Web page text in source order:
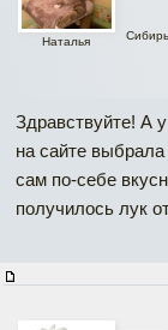
Наталья Сибирь
Здравствуйте! А
на сайте
сам по-себе
получилось лук